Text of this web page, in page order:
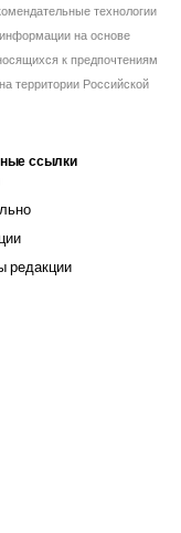
технологии
на основе
к предпочтениям
территории Российской
ссылки
редакции